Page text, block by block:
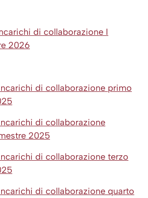
di collaborazione I
2026
di collaborazione primo
di collaborazione
2025
di collaborazione terzo
di collaborazione quarto